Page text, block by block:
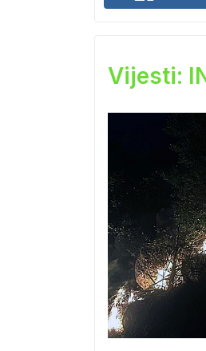
Vijesti: